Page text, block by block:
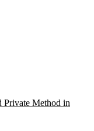
Private Method in